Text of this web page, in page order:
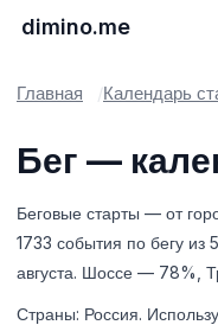
dimino.me
Главная Календарь
Бег —
Беговые старты — от
1733 события по бегу из
августа. Шоссе — 78%,
Страны: Россия.